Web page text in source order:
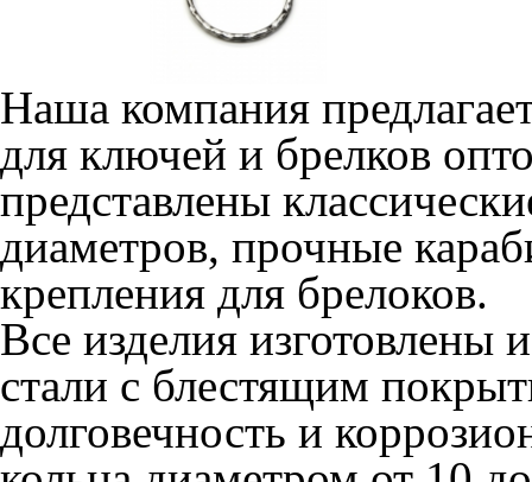
Наша компания
для ключей и брелков
представлены
диаметров, прочные
крепления для брелоков.
Все изделия
стали с блестящим
долговечность и